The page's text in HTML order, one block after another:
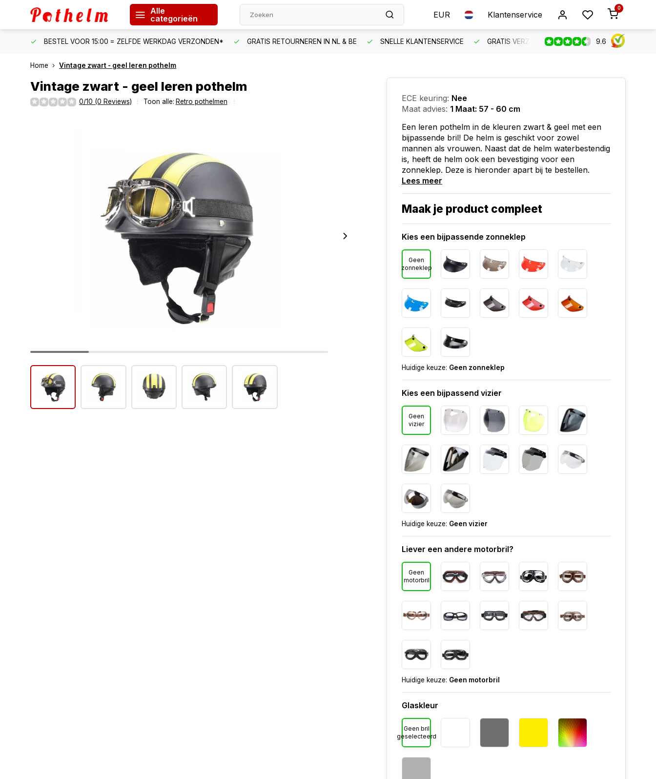
Alle
categorieën
EUR Klantenservice
0
BESTEL VOOR 15:00 = ZELFDE WERKDAG VERZONDEN* GRATIS RETOURNEREN IN NL & BE SNELLE KLANTENSERVICE GRATIS VERZENDING VANAF €150 BESTEL
9.6
Home Vintage zwart - geel leren pothelm
Vintage zwart - geel leren pothelm
0/10 (0 Reviews) Toon alle: Retro pothelmen ECE keuring: Nee
Maat advies: 1 Maat: 57 - 60 cm
Een leren pothelm in de kleuren zwart & geel met een
bijpassende bril! De helm is geschikt voor zowel
mannen als vrouwen. Naast dat de helm waterbestendig
is, heeft de helm ook een bevestiging voor een
zonneklep. Deze is hieronder apart bij te bestellen.
Lees meer
Maak je product compleet
Kies een bijpassende zonneklep
Geen
zonneklep
Huidige keuze: Geen zonneklep
Kies een bijpassend vizier
Geen
vizier
Huidige keuze: Geen vizier
Liever een andere motorbril?
Geen
motorbril
Huidige keuze: Geen motorbril
Glaskleur
Geen bril
geselecteerd